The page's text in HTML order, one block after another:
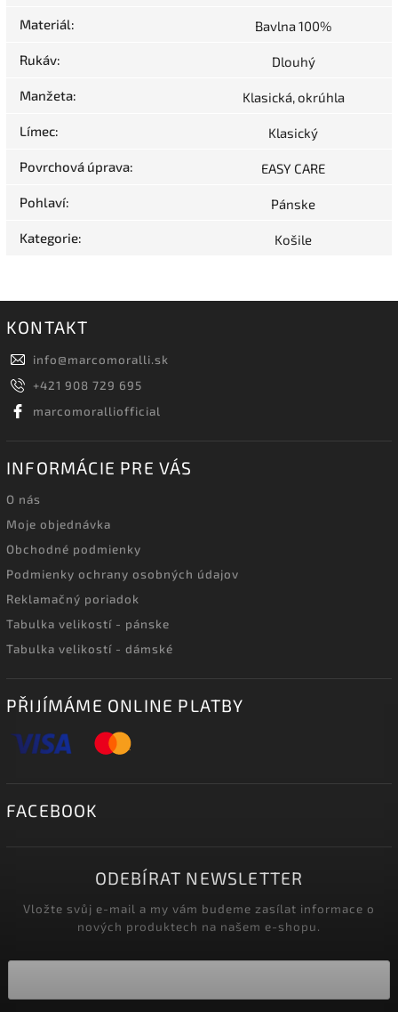
Materiál: Bavlna 100%
Rukáv: Dlouhý
Manžeta: Klasická, okrúhla
Límec: Klasický
Povrchová úprava: EASY CARE
Pohlaví: Pánske
Kategorie: Košile
KONTAKT
info@marcomoralli.sk
+421 908 729 695
marcomoralliofficial
INFORMÁCIE PRE VÁS
O nás
Moje objednávka
Obchodné podmienky
Podmienky ochrany osobných údajov
Reklamačný poriadok
Tabulka velikostí - pánske
Tabulka velikostí - dámské
PŘIJÍMÁME ONLINE PLATBY
FACEBOOK
ODEBÍRAT NEWSLETTER
Vložte svůj e-mail a my vám budeme zasílat informace o
nových produktech na našem e-shopu.